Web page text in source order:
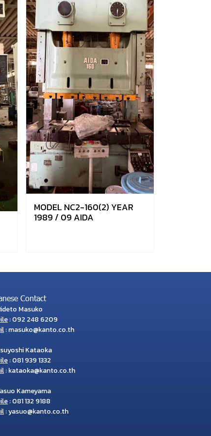
MODEL NC2-160(2) YEAR
1989 / 09 AIDA
Contact
Masuko
:092 248 6209
:masuko@kanto.co.th
Kataoka
:081 939 1332
:kataoka@kanto.co.th
Kameyama
:081 132 9188
:yasuo@kanto.co.th